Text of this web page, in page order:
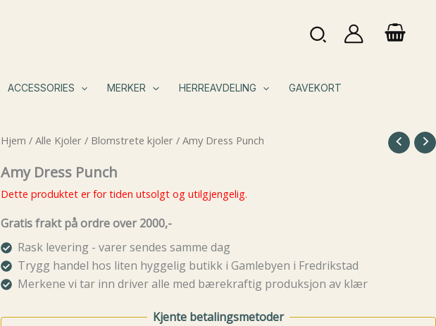
Søk
ACCESSORIES MERKER HERREAVDELING GAVEKORT
Hjem / Alle Kjoler/ Blomstrete kjoler/ Amy Dress Punch
Amy Dress Punch
Dette produktet er for tiden utsolgt og utilgjengelig.
Gratis frakt på ordre over 2000,-
Rask levering - varer sendes samme dag
Trygg handel hos liten hyggelig butikk i Gamlebyen i Fredrikstad
Merkene vi tar inn driver alle med bærekraftig produksjon av klær
Kjente betalingsmetoder